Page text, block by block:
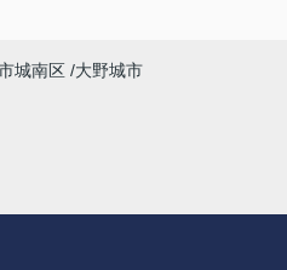
城南区 大野城市